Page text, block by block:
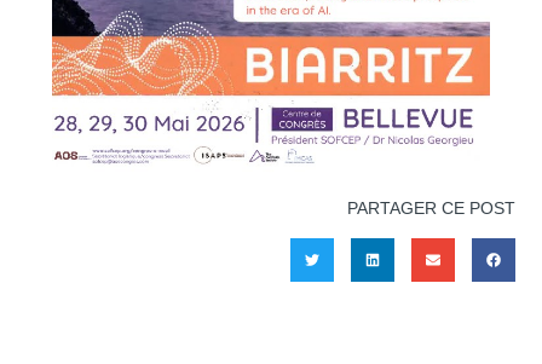
PARTAGER CE POST